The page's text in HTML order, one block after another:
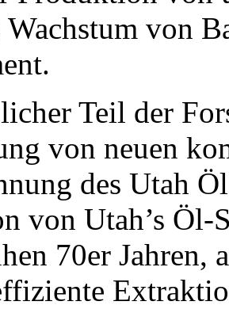
Wachstum von
Teil der
von neuen
des Utah
von Utah’s Öl-
70er Jahren,